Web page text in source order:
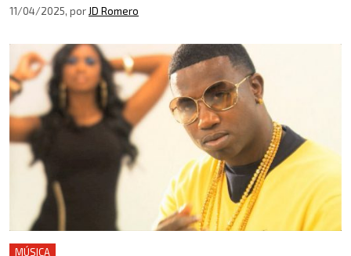
11/04/2025, por JD Romero
MÚSICA